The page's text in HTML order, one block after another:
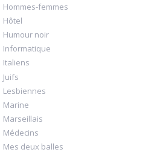
Hommes-femmes
Hôtel
Humour noir
Informatique
Italiens
Juifs
Lesbiennes
Marine
Marseillais
Médecins
Mes deux balles